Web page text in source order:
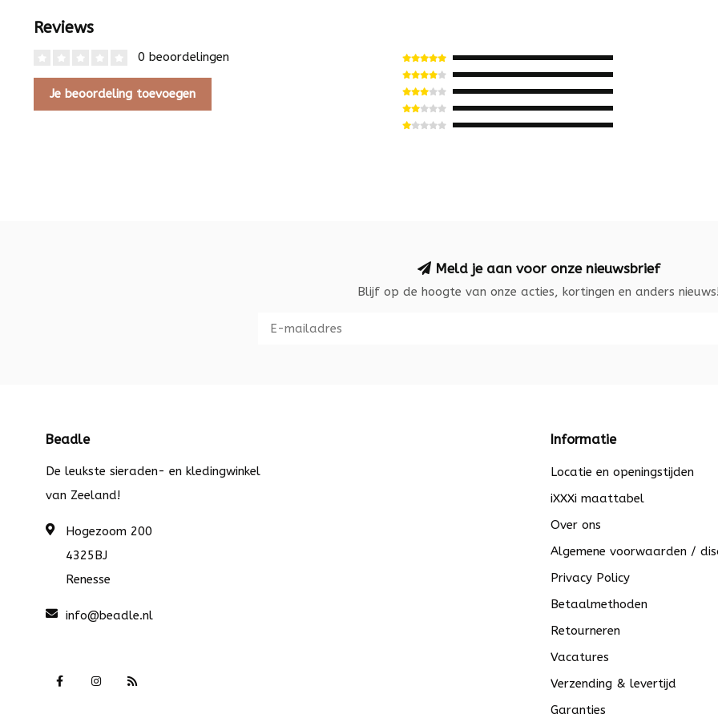
Reviews
0 beoordelingen
Je beoordeling toevoegen
Meld je aan voor onze nieuwsbrief
Blijf op de hoogte van onze acties, kortingen en anders nieuws!
Beadle
De leukste sieraden- en kledingwinkel
van Zeeland!
Hogezoom 200
4325BJ
Renesse
info@beadle.nl
Informatie
Locatie en openingstijden
iXXXi maattabel
Over ons
Algemene voorwaarden /
Privacy Policy
Betaalmethoden
Retourneren
Vacatures
Verzending & levertijd
Garanties